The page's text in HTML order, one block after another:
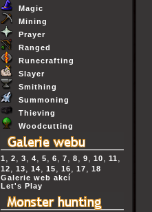
Magic
Mining
Prayer
Ranged
Runecrafting
Slayer
Smithing
Summoning
Thieving
Woodcutting
1 , 2, 3, 4, 5, 6, 7, 8, 9, 10, 11 ,
12, 13, 14, 15, 16, 17, 18
Galerie web akcí
Let's Play